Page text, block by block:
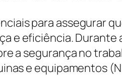
para assegurar
e eficiência.
a segurança no
e equipamentos